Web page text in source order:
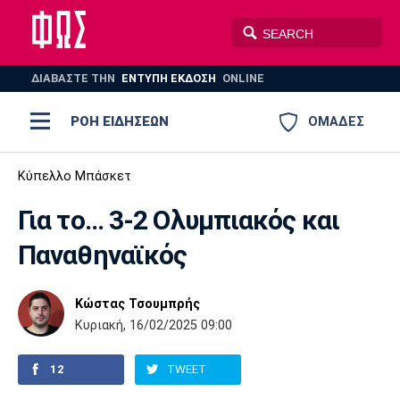
ΔΙΑΒΑΣΤΕ THN ΕΝΤΥΠΗ ΕΚΔΟΣΗ ONLINE
ΟΜΑΔΕΣ
ΡΟΗ ΕΙΔΗΣΕΩΝ
ΠΟΔΟΣΦΑΙΡΟ
ΣΠΟΡ
AUTO-MOTO PLUS
Ποδόσφαιρο
Super League 1
Super League 2
Γ Εθνική
Ελλάδα
Μπάσκετ
Ελλάδα
Εθνική
EuroLeague
Ολυμπιακοί Αγώνες
Βόλεϊ
Πόλο
Ολυμπιακός
Παναθηναϊκός Ατρόμητος
Κύπελλο Μπάσκετ
Για το... 3-2 Ολυμπιακός και
Παναθηναϊκός
Κώστας Τσουμπρής
Κυριακή, 16/02/2025 09:00
12 TWEET